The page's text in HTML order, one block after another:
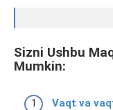
Sizni Ushbu
Mumkin:
Vaqt va